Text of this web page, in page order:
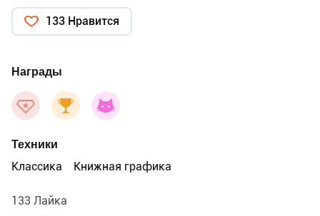
133 Нравится
Награды
Техники
Классика
Книжная графика
133 Лайка